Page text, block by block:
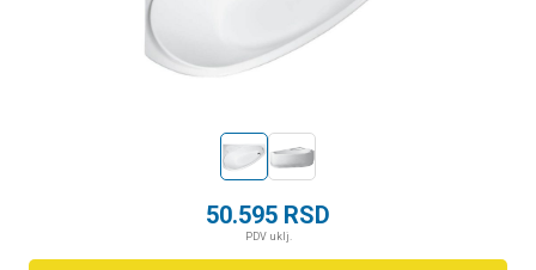
50.595 RSD
PDV uklj.